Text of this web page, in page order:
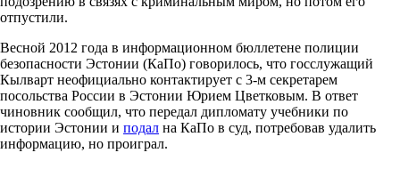
отпустили.
Весной 2012 года в информационном бюллетене полиции
безопасности Эстонии (КаПо) говорилось, что госслужащий
Кылварт неофициально контактирует с 3-м секретарем
посольства России в Эстонии Юрием Цветковым. В ответ
чиновник сообщил, что передал дипломату учебники по
истории Эстонии и подал на КаПо в суд, потребовав удалить
информацию, но проиграл.